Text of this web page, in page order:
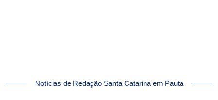
Notícias de Redação Santa Catarina em Pauta